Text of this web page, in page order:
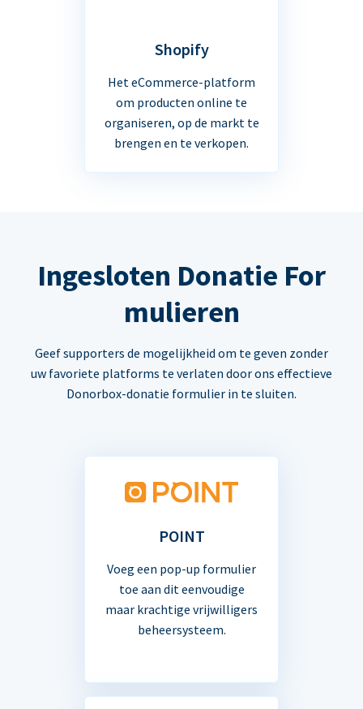
Shopify
Het eCommerce-platform
om producten online te
organiseren, op de markt te
brengen en te verkopen.
Ingesloten Donatie For
mulieren
Geef supporters de mogelijkheid om te geven zonder
uw favoriete platforms te verlaten door ons effectieve
Donorbox-donatie formulier in te sluiten.
POINT
Voeg een pop-up formulier
toe aan dit eenvoudige
maar krachtige vrijwilligers
beheersysteem.